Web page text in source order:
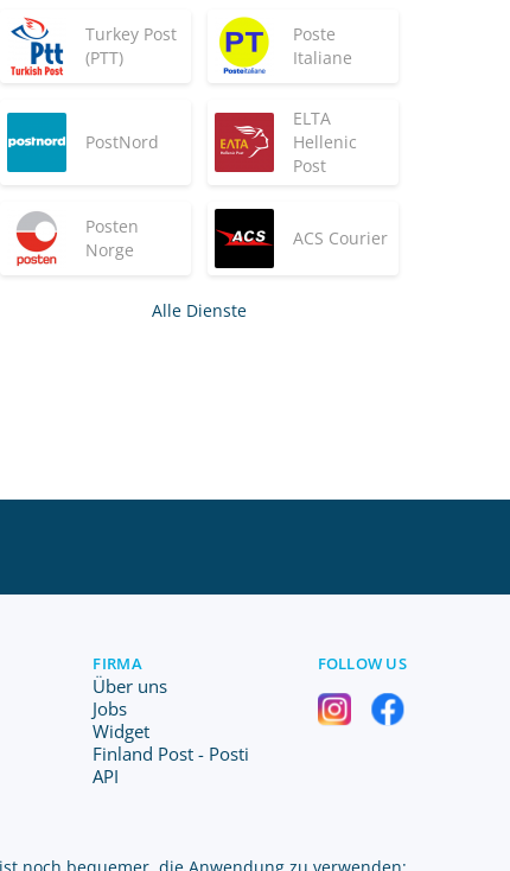
Turkey Post
(PTT)
Poste
Italiane
PostNord
ELTA
Hellenic
Post
Posten
Norge
ACS Courier
Alle Dienste
FIRMA
Über uns
Jobs
Widget
Finland Post - Posti
API
FOLLOW US